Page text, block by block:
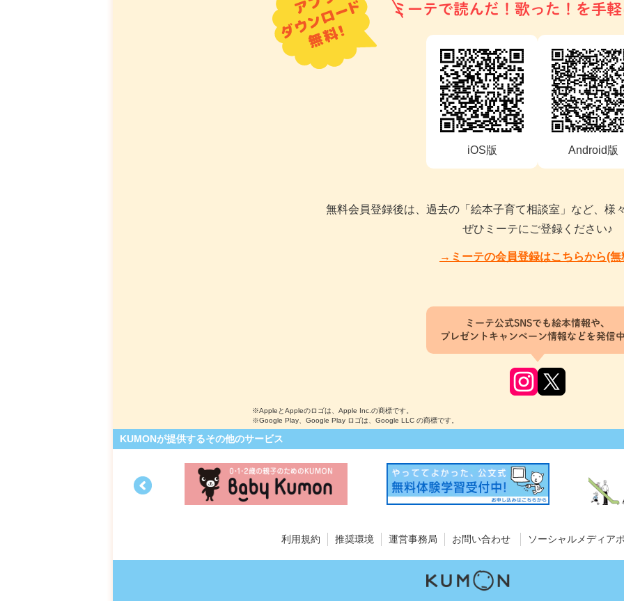
ミーテで読んだ！歌った！を手
iOS版 Android版
無料会員登録後は、過去の「絵本子育て相談室」など、様
ぜひミーテにご登録ください♪
→ミーテの会員登録はこちらから(無
ミーテ公式SNSでも絵本情報や、
プレゼントキャンペーン情報などを発信
※AppleとAppleのロゴは、Apple Inc.の商標です。
※Google Play、Google Play ロゴは、Google LLC の商標です。
KUMONが提供するその他のサービス
利用規約 推奨環境 運営事務局 お問い合わせ ソーシャルメディア